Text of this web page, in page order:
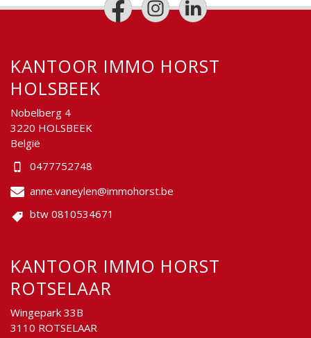
KANTOOR IMMO HORST
HOLSBEEK
Nobelberg 4
3220 HOLSBEEK
België
0477752748
anne.vaneylen@immohorst.be
btw 0810534671
KANTOOR IMMO HORST
ROTSELAAR
Wingepark 33B
3110 ROTSELAAR